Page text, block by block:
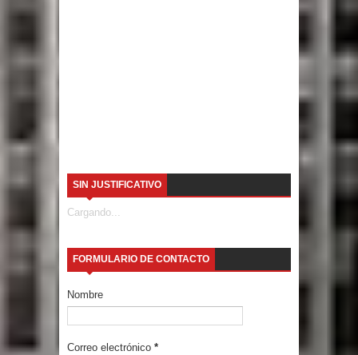
SIN JUSTIFICATIVO
Cargando...
FORMULARIO DE CONTACTO
Nombre
Correo electrónico *